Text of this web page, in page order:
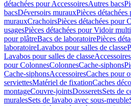
détachées pour AccessoiresAutres bacs
bacsDéversoirs murauxPièces
murauxCrachoirsPièces détachées pour
usagesPièces détachées pour Vidoir
pour plâtreBacs de laboratoirePièces
laboratoireLavabos pour salles de classe
Lavabos pour salles de classeAccessoires
pour ColonnesColonnesCache-siphons
Cache-siphonsAccessoiresCaches pour
serviettesMatériel de fixationCaches
montageCouvre-jointsDosseretsSets de
muralesSets de lavabo avec sous-meuble